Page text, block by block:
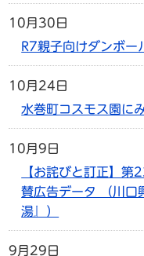
10月30日
R7親子向けダンボー
10月24日
水巻町コスモス園に
10月9日
【お詫びと訂正】第
賛広告データ （川口
湯』）
9月29日